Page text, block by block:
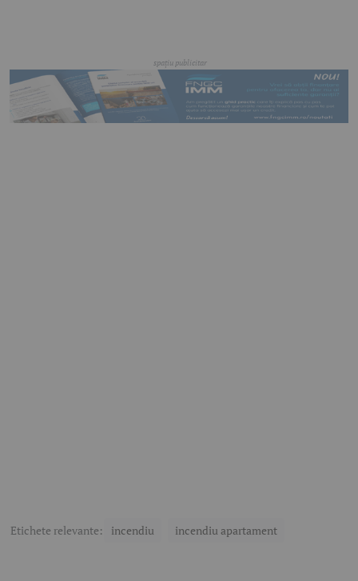
Etichete relevante: incendiu incendiu apartament